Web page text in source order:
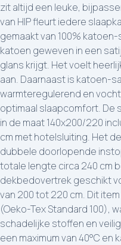
zit altijd een leuke,
van HIP fleurt iedere
gemaakt van 100%
katoen geweven in een
glans krijgt. Het voelt
aan. Daarnaast is katoen-
warmteregulerend en
optimaal slaapcomfort. De
in de maat 140x200/220
cm met hotelsluiting. Het
dubbele doorlopende
totale lengte circa 240 cm
dekbedovertrek geschikt
van 200 tot 220 cm. Dit
(Oeko-Tex Standard 100),
schadelijke stoffen en
een maximum van 40°C en